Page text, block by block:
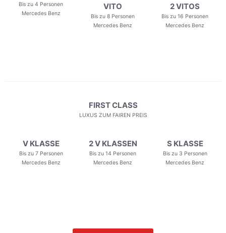
Bis zu 4 Personen
Mercedes Benz
VITO
Bis zu 8 Personen
Mercedes Benz
2 VITOS
Bis zu 16 Personen
Mercedes Benz
FIRST CLASS
LUXUS ZUM FAIREN PREIS
V KLASSE
Bis zu 7 Personen
Mercedes Benz
2 V KLASSEN
Bis zu 14 Personen
Mercedes Benz
S KLASSE
Bis zu 3 Personen
Mercedes Benz